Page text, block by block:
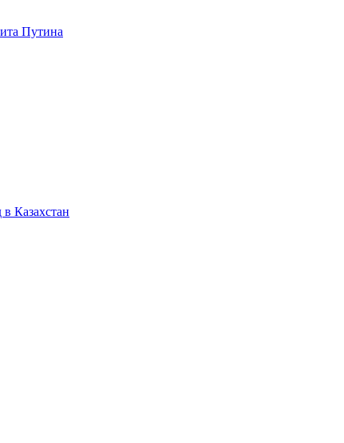
Путина
Казахстан